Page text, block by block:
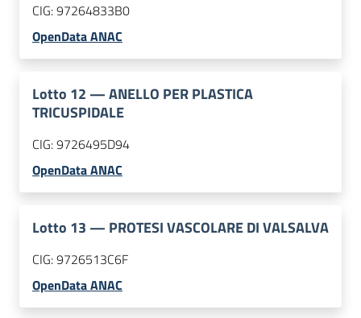
CIG:97264833B0
OpenData ANAC
Lotto 12 —ANELLO PER PLASTICA
TRICUSPIDALE
CIG:9726495D94
OpenData ANAC
Lotto 13 — PROTESI VASCOLARE DI VALSALVA
CIG:9726513C6F
OpenData ANAC